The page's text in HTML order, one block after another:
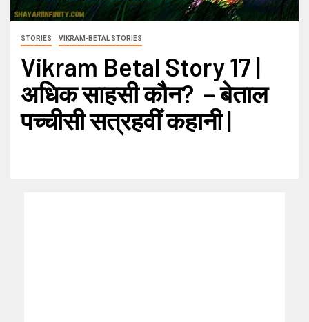
STORIES VIKRAM-BETAL STORIES
Vikram Betal Story 17 |
अधिक साहसी कौन? – बेताल
पच्चीसी सत्रहवीं कहानी |